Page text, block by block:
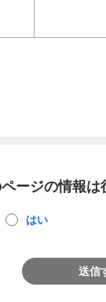
ージの情報は
はい
送信